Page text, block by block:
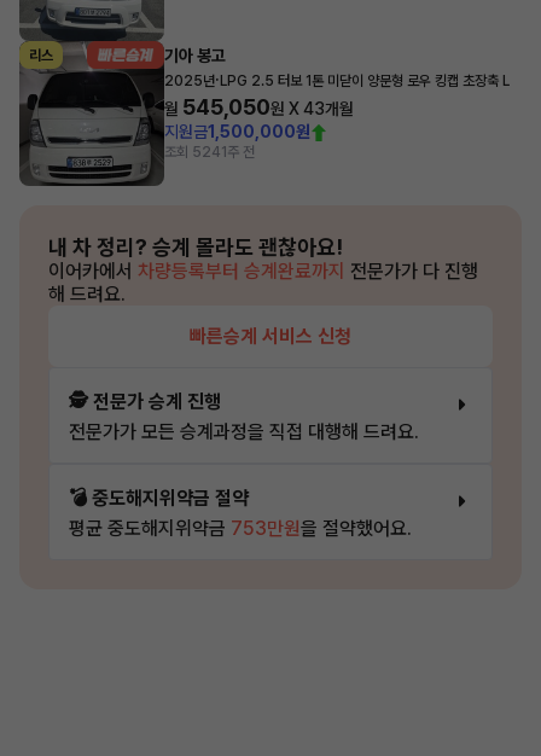
리스 기아 봉고
2025년· LPG 2.5 터보 1톤 미닫이 양문형 로우 킹캡 초장축 L
월 545,050원 X43개월
지원금1,500,000원
조회 5241주 전
내 차 정리? 승계 몰라도 괜찮아요!
이어카에서 차량등록부터 승계완료까지 전문가가 다 진행
해 드려요.
빠른승계 서비스 신청
🕵️ 전문가 승계 진행
전문가가 모든 승계과정을 직접 대행해 드려요.
💣 중도해지위약금 절약
평균 중도해지위약금 753만원을 절약했어요.